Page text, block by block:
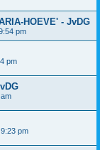
HOEVE' - JvDG
pm
pm
pm